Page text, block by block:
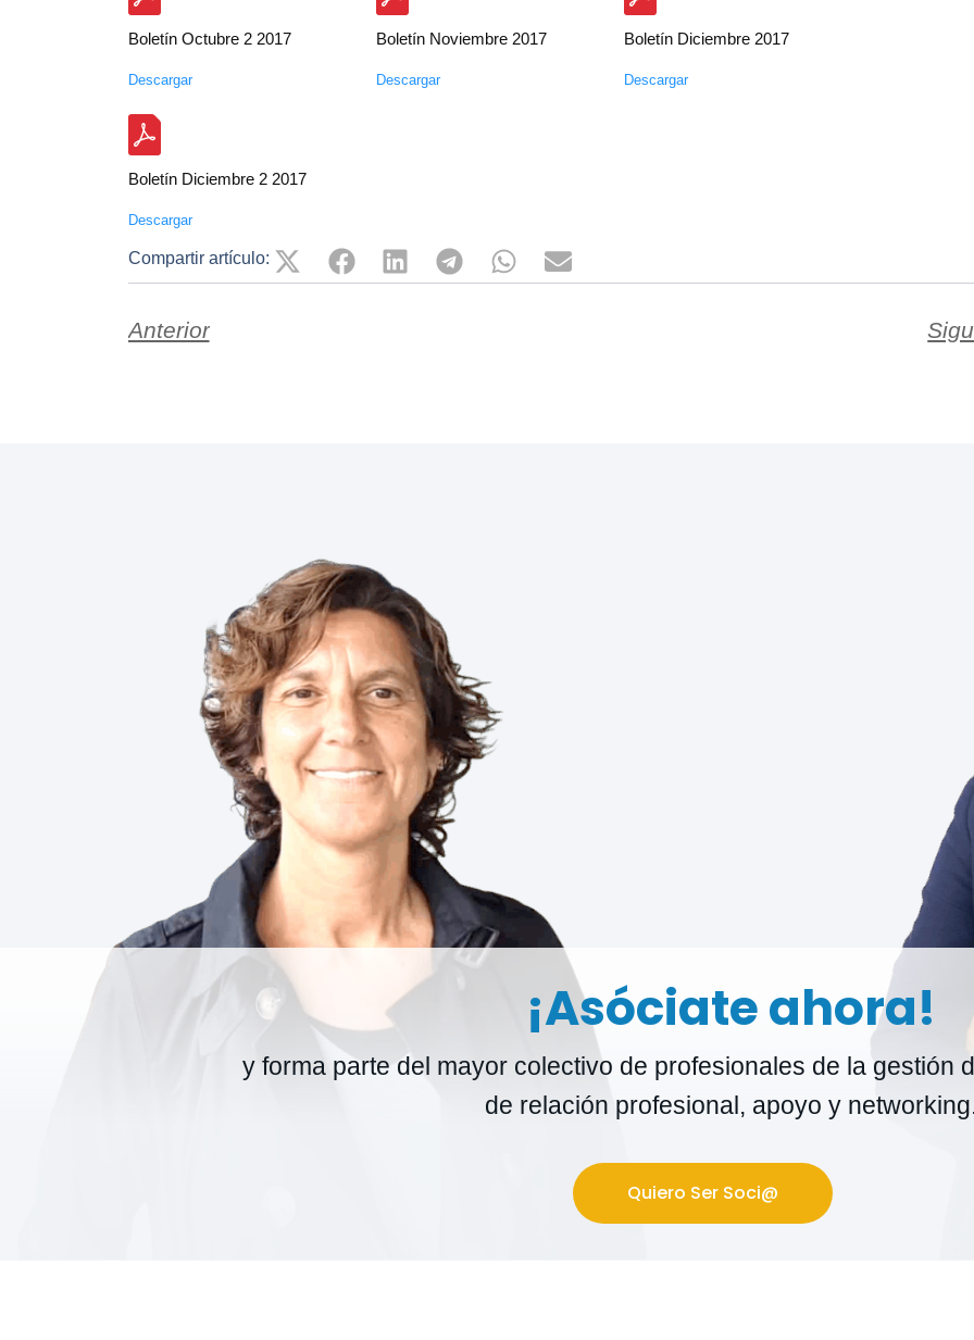
Boletín Octubre 2 2017
Descargar
Boletín Noviembre 2017
Descargar
Boletín Diciembre 2017
Descargar
Boletín Diciembre 2 2017
Descargar
Compartir artículo:
Anterior
¡Asóciate ahora!
y forma parte del mayor colectivo de profesionales de la gestión
de relación profesional, apoyo y
Quiero Ser Soci@